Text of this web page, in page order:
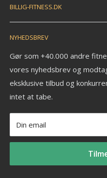
NYHEDSBREV
Gør som +40.000 andre
vores nyhedsbrev og
eksklusive tilbud og
intet at tabe.
Din email
EAN betaling
Anmeldelser
Kontakt
Om os
Ledige stillinger
Fitness blog
Blog om styrketræning
Privatlivspolitik
Refusionspolitik
Træningsbold
Træningselastik
Håndvægte
Pull up bar
Kettlebell
Aerobic vægtstang sæt
Vægtstang
Vægtskive
BILLIG-FITNESS.DK
N.K. Import APS
Savværksvej 3
6360 Tinglev
CVR: 33772580
_______________________
Mail: info@billig-fitness.dk